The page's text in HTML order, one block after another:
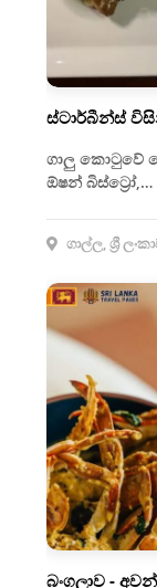
ස්ටාර්බීන්ස්
ගාලු කොටුවේ
ඕෂන් බිස්ට්‍රෝ,…
ගාල්ල, ශ්‍රී
බංගලාව -